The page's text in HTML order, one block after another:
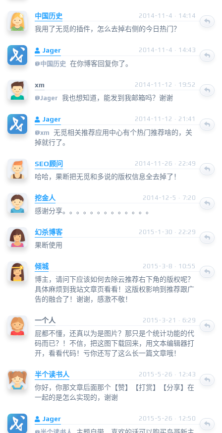
中国历史 2014-11-4 · 14:14
我用了无觅的插件，怎么去掉右侧的今日热门？
Jager
2014-11-4 · 14:43
@中国历史 在你博客回复你了。
xm
2014-11-12 · 19:52
@Jager 我也想知道，能发到我邮箱吗？谢谢
Jager
2014-11-12 · 21:41
@xm 无觅相关推荐应用中心有个热门推荐啥的，关
掉就行了。
SEO顾问 2014-11-26 · 22:49
哈哈，果断把无觅和多说的版权信息全去掉了！
挖金人 2014-12-5 · 7:20
感谢分享。。。。。。。。。。。。。
幻杀博客 2015-1-30 · 22:29
果断使用
倾城 2015-3-8 · 10:55
博主，请问下应该如何去除云推荐右下角的版权呢？
具体麻烦到我站文章页看看！这版权影响到推荐跟广
告的融合了！谢谢，感激不敬！
一个人 2015-3-21 · 6:29
屁都不懂，还真以为是图片？那只是个统计功能的代
码而已？！不信，把这图下载回来，用文本编辑器打
开，看看代码！亏你还写了这么长一篇文章哦！
半个读书人 2015-5-26 · 12:43
你好，你那文章后面那个【赞】【打赏】【分享】在
一起的是怎么实现的，谢谢
Jager
2015-5-26 · 12:50